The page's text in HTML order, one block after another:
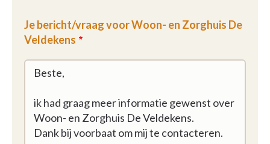
Je bericht/vraag voor Woon- en Zorghuis De
Veldekens